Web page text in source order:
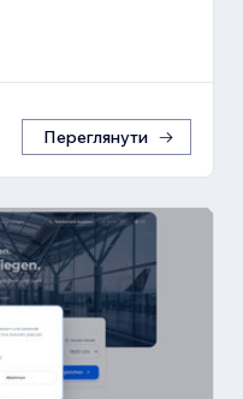
Переглянути